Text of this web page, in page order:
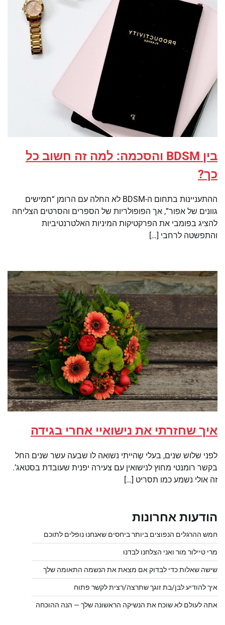
בין BDSM והסכמה: למה זה חשוב כל
כך?
ההתעניינות בתחום ה-BDSM לא החלה עם הרומן “חמישים
גוונים של אפור”, אך הפופולריות של הספרים והסרטים הצליחה
להציג בפומבי את הפרקטיקות המיניות האלטרנטיביות
והתפשטה לרחבי […]
איך שחזרתי את נישואיי אחרי בגידה
לפני שלוש שנים, בעלי שֶהייתי נשואה לו שבעה עשר שנים החל
בקשר רומנטי מחוץ לנישואין עם צעירה יפנית שעובדת בסטאג’.
זה אולי נשמע כמו תסריט […]
הודעות אחרונות
חמש ההרגלים הנפוצים ביותר ביחסים שאנחנו נופלים לתוכם
מרי טיילור מור ואני הצלחנו לבדנו
שישה שאלות כדי לבדוק אם מצאת את הנשמה התאומה שלך
איך להודיע לבן/בת זוגך שתרצה/רצית לקשר פתוח
אתה לעולם לא שוכח את הנשיקה הראשונה שלך — הנה ההוכחה